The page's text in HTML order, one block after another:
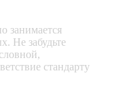
занимается
Не забудьте
стандарту